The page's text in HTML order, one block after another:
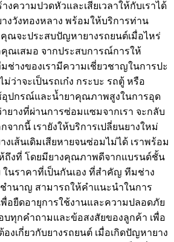
งความปวดหัวและเสียเวลาให้กับเราได้
างวังทองหลาง พร้อมให้บริการท่าน
คุณจะประสบปัญหายางรถยนต์เมื่อไหร่
คุณเสมอ จากประสบการณ์การให้
ช่างของเรามีความเชี่ยวชาญในการปะ
ว่าจะเป็นรถเก๋ง กระบะ รถตู้ หรือ
อุปกรณ์และน้ำยาคุณภาพสูงในการอุด
ยางที่ผ่านการซ่อมแซมจากเรา จะกลับ
จากนี้ เรายังให้บริการเปลี่ยนยางใหม่
เส้นเดิมเสียหายจนซ่อมไม่ได้ เราพร้อม
ถึงที่ โดยมียางคุณภาพดีจากแบรนด์ชั้น
ในราคาที่เป็นกันเอง ที่สำคัญ ทีมช่าง
ำนาญ สามารถให้คำแนะนำในการ
อยืดอายุการใช้งานและความปลอดภัย
บทุกคำถามและข้อสงสัยของลูกค้า เพื่อ
งเกี่ยวกับยางรถยนต์ เมื่อเกิดปัญหายาง